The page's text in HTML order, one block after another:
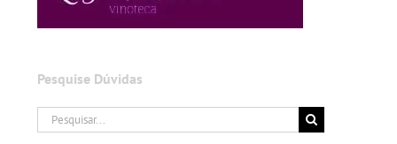
Pesquise Dúvidas
Buscar
resultados